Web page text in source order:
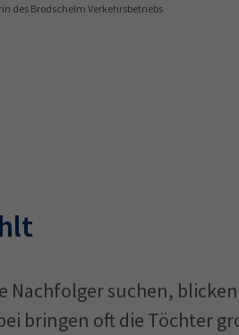
des Brodschelm Verkehrsbetriebs
Nachfolger suchen,
bringen oft die Töchter